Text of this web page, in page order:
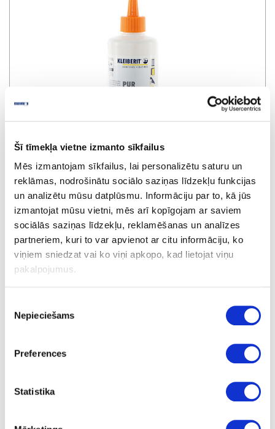
Šī tīmekļa vietne izmanto sīkfailus
Mēs izmantojam sīkfailus, lai personalizētu saturu un
reklāmas, nodrošinātu sociālo saziņas līdzekļu funkcijas
un analizētu mūsu datplūsmu. Informāciju par to, kā jūs
izmantojat mūsu vietni, mēs arī kopīgojam ar saviem
sociālās saziņas līdzekļu, reklamēšanas un analīzes
partneriem, kuri to var apvienot ar citu informāciju, ko
viņiem sniedzat vai ko viņi apkopo, kad lietojat viņu
pakalpojumus.
izvēle
Nepieciešams
Preferences
Statistika
Līme KLEIBERIT PUR 501.6
Uzdot jautājumu